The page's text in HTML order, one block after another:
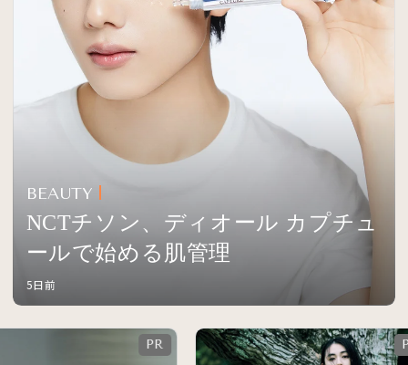
BEAUTY
NCTチソン、ディオール カプチュ
ールで始める肌管理
5日前